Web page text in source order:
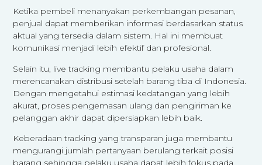
Ketika pembeli menanyakan perkembangan pesanan,
penjual dapat memberikan informasi berdasarkan status
aktual yang tersedia dalam sistem. Hal ini membuat
komunikasi menjadi lebih efektif dan profesional.
Selain itu, live tracking membantu pelaku usaha dalam
merencanakan distribusi setelah barang tiba di Indonesia.
Dengan mengetahui estimasi kedatangan yang lebih
akurat, proses pengemasan ulang dan pengiriman ke
pelanggan akhir dapat dipersiapkan lebih baik.
Keberadaan tracking yang transparan juga membantu
mengurangi jumlah pertanyaan berulang terkait posisi
barang sehingga pelaku usaha dapat lebih fokus pada